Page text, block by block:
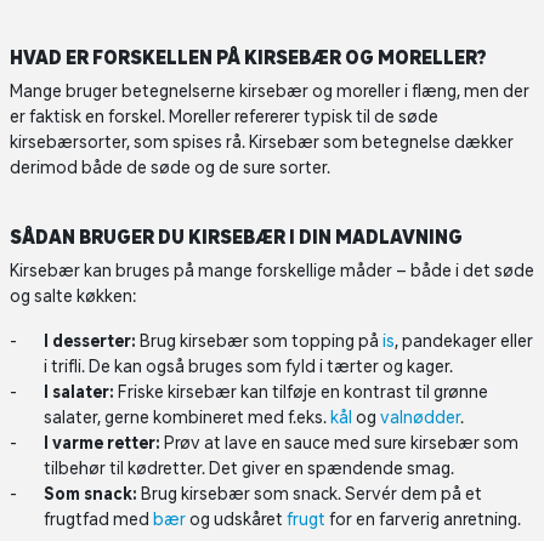
HVAD ER FORSKELLEN PÅ KIRSEBÆR OG MORELLER?
Mange bruger betegnelserne kirsebær og moreller i flæng, men der
er faktisk en forskel. Moreller refererer typisk til de søde
kirsebærsorter, som spises rå. Kirsebær som betegnelse dækker
derimod både de søde og de sure sorter.
SÅDAN BRUGER DU KIRSEBÆR I DIN MADLAVNING
Kirsebær kan bruges på mange forskellige måder – både i det søde
og salte køkken:
I desserter: Brug kirsebær som topping på is, pandekager eller
i trifli. De kan også bruges som fyld i tærter og kager.
I salater: Friske kirsebær kan tilføje en kontrast til grønne
salater, gerne kombineret med f.eks. kål og valnødder.
I varme retter: Prøv at lave en sauce med sure kirsebær som
tilbehør til kødretter. Det giver en spændende smag.
Som snack: Brug kirsebær som snack. Servér dem på et
frugtfad med bærog udskåret frugt for en farverig anretning.